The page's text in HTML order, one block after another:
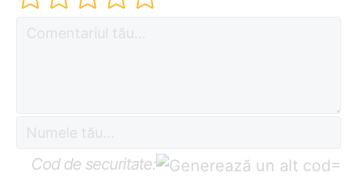
Cod de securitate: =